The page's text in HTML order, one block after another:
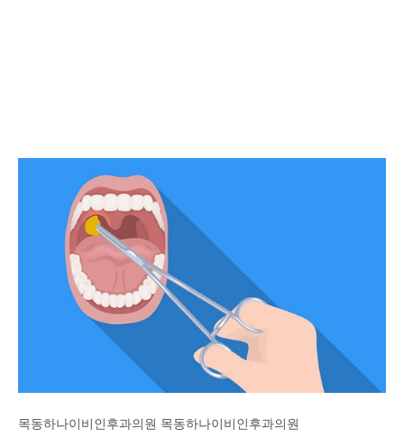
목동하나이비인후과의원 목동하나이비인후과의원